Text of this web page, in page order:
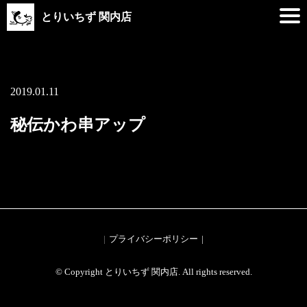
とりいちず 関内店
2019.01.11
秘伝かわ串アップ
プライバシーポリシー
© Copyright とりいちず 関内店. All rights reserved.